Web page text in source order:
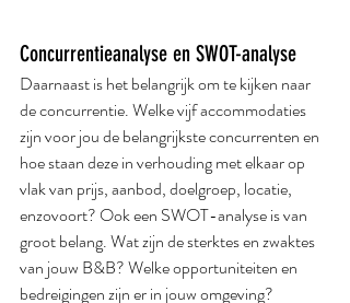
Concurrentieanalyse en SWOT-analyse
Daarnaast is het belangrijk om te kijken naar
de concurrentie. Welke vijf accommodaties
zijn voor jou de belangrijkste concurrenten en
hoe staan deze in verhouding met elkaar op
vlak van prijs, aanbod, doelgroep, locatie,
enzovoort? Ook een SWOT-analyse is van
groot belang. Wat zijn de sterktes en zwaktes
van jouw B&B? Welke opportuniteiten en
bedreigingen zijn er in jouw omgeving?